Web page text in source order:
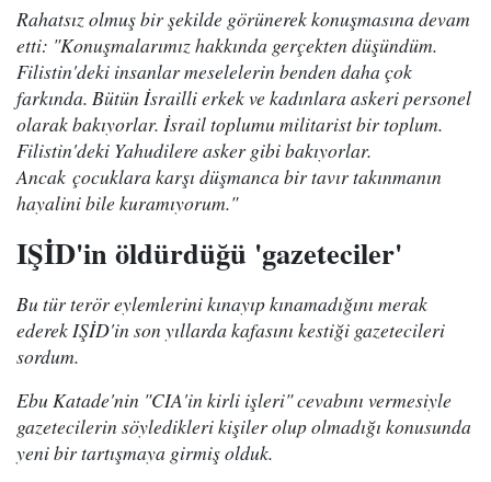
Rahatsız olmuş bir şekilde görünerek konuşmasına devam
etti: "Konuşmalarımız hakkında gerçekten düşündüm.
Filistin'deki insanlar meselelerin benden daha çok
farkında. Bütün İsrailli erkek ve kadınlara askeri personel
olarak bakıyorlar. İsrail toplumu militarist bir toplum.
Filistin'deki Yahudilere asker gibi bakıyorlar.
Ancak çocuklara karşı düşmanca bir tavır takınmanın
hayalini bile kuramıyorum."
IŞİD'in öldürdüğü 'gazeteciler'
Bu tür terör eylemlerini kınayıp kınamadığını merak
ederek IŞİD'in son yıllarda kafasını kestiği gazetecileri
sordum.
Ebu Katade'nin "CIA'in kirli işleri" cevabını vermesiyle
gazetecilerin söyledikleri kişiler olup olmadığı konusunda
yeni bir tartışmaya girmiş olduk.